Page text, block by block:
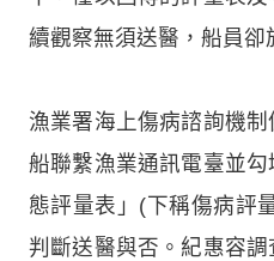
續觀察無須送醫，船員卻
漁業署海上傷病諮詢機
船聯繫漁業通訊電臺並
態評量表」(下稱傷病評
判斷送醫與否。紀惠容